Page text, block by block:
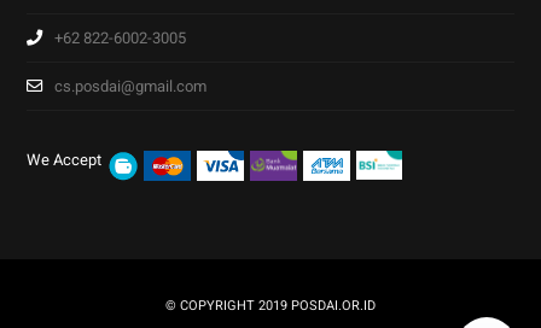
+62 822-6002-3005
cs.posdai@gmail.com
We Accept
© COPYRIGHT 2019 POSDAI.OR.ID